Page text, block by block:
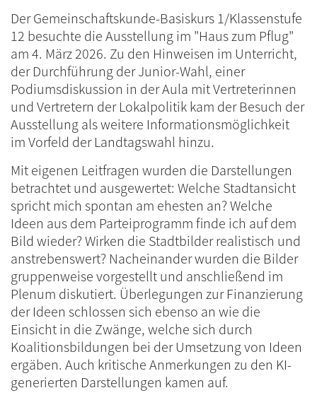
Der Gemeinschaftskunde-Basiskurs 1/Klassenstufe
12 besuchte die Ausstellung im "Haus zum Pflug"
am 4. März 2026. Zu den Hinweisen im Unterricht,
der Durchführung der Junior-Wahl, einer
Podiumsdiskussion in der Aula mit Vertreterinnen
und Vertretern der Lokalpolitik kam der Besuch der
Ausstellung als weitere Informationsmöglichkeit
im Vorfeld der Landtagswahl hinzu.
Mit eigenen Leitfragen wurden die Darstellungen
betrachtet und ausgewertet: Welche Stadtansicht
spricht mich spontan am ehesten an? Welche
Ideen aus dem Parteiprogramm finde ich auf dem
Bild wieder? Wirken die Stadtbilder realistisch und
anstrebenswert? Nacheinander wurden die Bilder
gruppenweise vorgestellt und anschließend im
Plenum diskutiert. Überlegungen zur Finanzierung
der Ideen schlossen sich ebenso an wie die
Einsicht in die Zwänge, welche sich durch
Koalitionsbildungen bei der Umsetzung von Ideen
ergäben. Auch kritische Anmerkungen zu den KI-
generierten Darstellungen kamen auf.